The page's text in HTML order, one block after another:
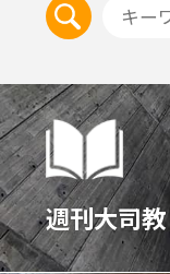
週刊大司教